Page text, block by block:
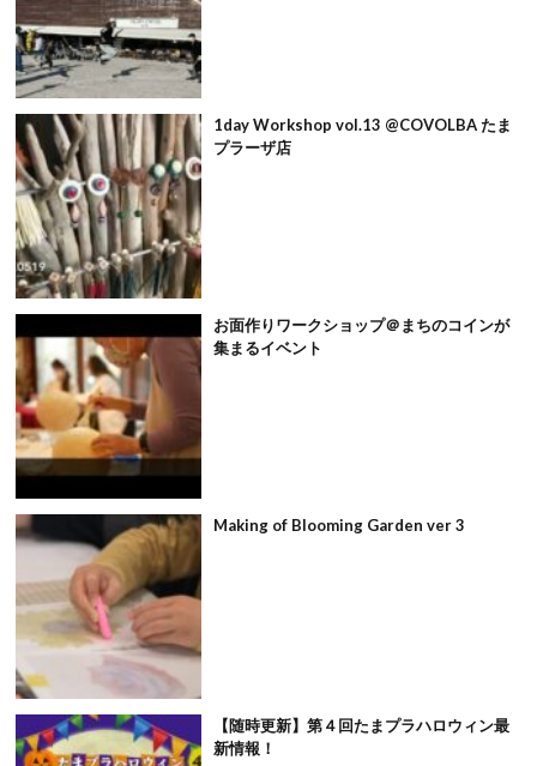
1day Workshop vol.13 @COVOLBA たま
プラーザ店
お面作りワークショップ＠まちのコインが
集まるイベント
Making of Blooming Garden ver 3
【随時更新】第４回たまプラハロウィン最
新情報！